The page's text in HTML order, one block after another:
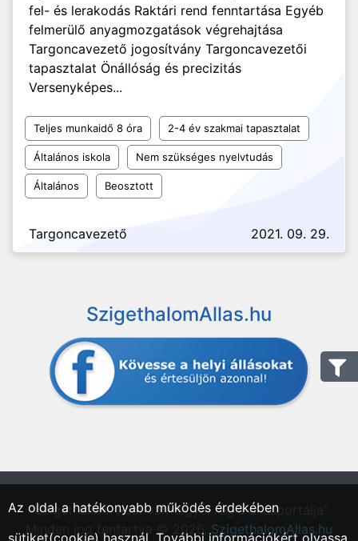
fel- és lerakodás Raktári rend fenntartása Egyéb
felmerülő anyagmozgatások végrehajtása
Targoncavezető jogosítvány Targoncavezetői
tapasztalat Önállóság és precizitás
Versenyképes...
Teljes munkaidő 8 óra 2-4 év szakmai tapasztalat
Általános iskola Nem szükséges nyelvtudás
Általános Beosztott
Targoncavezető 2021. 09. 29.
SzigethalomAllas.hu
"Szigethalom, Pest vármegyei régió állásportálja"
Minden jog fentartva © 2026.SzigethalomAllas.hu
Az oldal a hatékonyabb működés érdekében
sütiket(cookie) használ. További információkért olvassa